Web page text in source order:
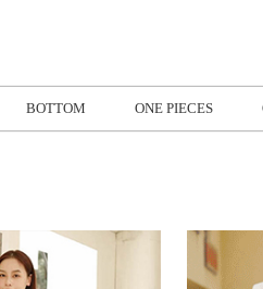
BOTTOM ONE PIECES